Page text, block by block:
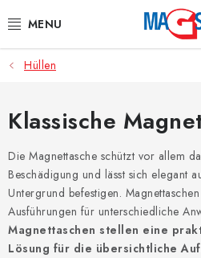
Inhalt
HAUPTKATEGORIE MAGNETE
MAGNETISCHE HILFSMITTEL
INDUSTRIEMAGNETE
SONSTIGE MAGNETE
AUS UNSERER WERKSTATT
Hüllen
Klassische
Die Magnettasche schützt vor allem
Beschädigung und lässt sich elegant
Untergrund befestigen.
Ausführungen für unterschiedliche
Magnettaschen stellen eine
Lösung für die übersichtliche